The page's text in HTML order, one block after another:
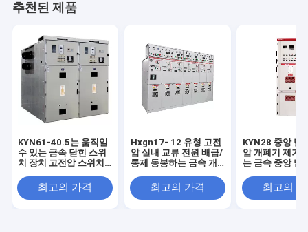
추천된 제품
KYN61-40.5는 움직일
수 있는 금속 닫힌 스위
치 장치 고전압 스위치
최고의 가격
Hxgn17- 12 유형 고전
압 실내 교류 전원 배급/
통제 동봉하는 금속 개
최고의 가격
KYN28 중앙 말
압 개폐기 제거
는 금속 중앙 말
최고의